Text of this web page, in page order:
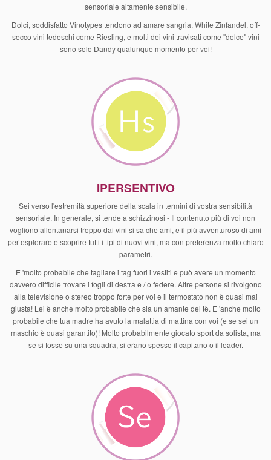
sensoriale altamente sensibile.
Dolci, soddisfatto Vinotypes tendono ad amare sangria, White Zinfandel, off-
secco vini tedeschi come Riesling, e molti dei vini travisati come "dolce" vini
sono solo Dandy qualunque momento per voi!
IPERSENTIVO
Sei verso l'estremità superiore della scala in termini di vostra sensibilità
sensoriale. In generale, si tende a schizzinosi - Il contenuto più di voi non
vogliono allontanarsi troppo dai vini si sa che ami, e il più avventuroso di ami
per esplorare e scoprire tutti i tipi di nuovi vini, ma con preferenza molto chiaro
parametri.
E 'molto probabile che tagliare i tag fuori i vestiti e può avere un momento
davvero difficile trovare i fogli di destra e / o federe. Altre persone si rivolgono
alla televisione o stereo troppo forte per voi e il termostato non è quasi mai
giusta! Lei è anche molto probabile che sia un amante del tè. E 'anche molto
probabile che tua madre ha avuto la malattia di mattina con voi (e se sei un
maschio è quasi garantito)! Molto probabilmente giocato sport da solista, ma
se si fosse su una squadra, si erano spesso il capitano o il leader.